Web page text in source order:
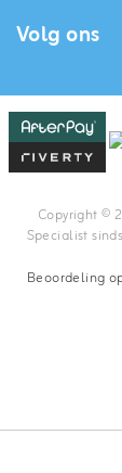
Volg ons
Copyright ©
Specialist
Beoordeling